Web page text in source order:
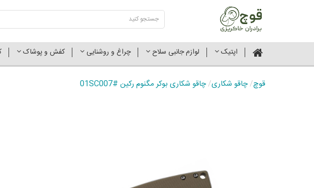
اپتیک لوازم جانبی سلاح چراغ و روشنایی کفش و پوشاک
قوچ/چاقو شکاری/چاقو شکاری بوکر مگنوم رکین #01SC007